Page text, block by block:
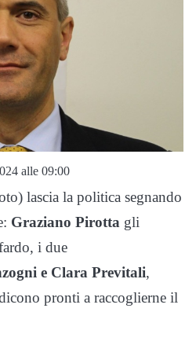
alle 09:00
lascia la politica segnando
Graziano Pirotta gli
i due
e Clara Previtali,
pronti a raccoglierne il